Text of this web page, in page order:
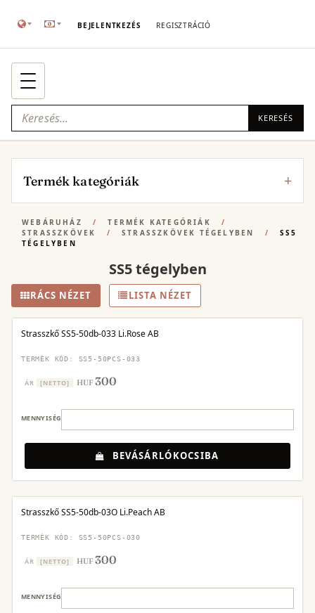
BEJELENTKEZÉS REGISZTRÁCIÓ
KERESÉS
Termék kategóriák
WEBÁRUHÁZ / TERMÉK KATEGÓRIÁK
/
STRASSZKÖVEK
/ STRASSZKÖVEK TÉGELYBEN /
SS5
TÉGELYBEN
SS5 tégelyben
RÁCS NÉZET LISTA NÉZET
Strasszkő SS5-50db-033 Li.Rose AB
TERMÉK KÓD: SS5-50PCS-033
ÁR [NETTO] HUF300
MENNYISÉG
BEVÁSÁRLÓKOCSIBA
Strasszkő SS5-50db-03O Li.Peach AB
TERMÉK KÓD: SS5-50PCS-030
ÁR [NETTO] HUF300
MENNYISÉG